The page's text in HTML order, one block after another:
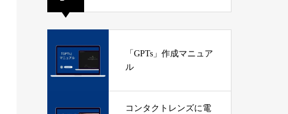
「GPTs」作成マニュア
ル
コンタクトレンズに電